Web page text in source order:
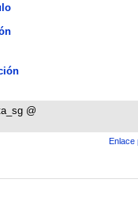
@
Enlace